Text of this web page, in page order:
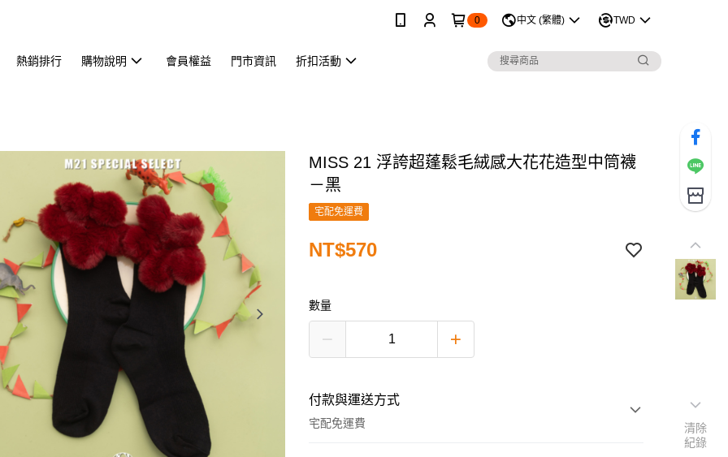
0 中文 (繁體) TWD
熱銷排行 購物說明 會員權益 門市資訊 折扣活動
MISS 21 浮誇超蓬鬆毛絨感大花花造型中筒襪
－黑
宅配免運費
NT$570
數量
付款與運送方式
宅配免運費
清除
紀錄